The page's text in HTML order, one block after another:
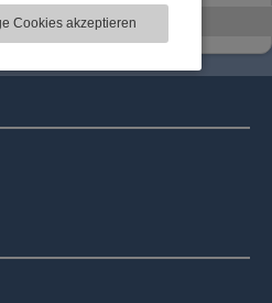
werden ggf.
Verwendung unserer
und Analysen
mit weiteren
Cookies akzeptieren